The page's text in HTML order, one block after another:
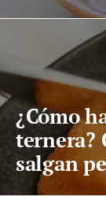
¿Cómo
ternera?
salgan